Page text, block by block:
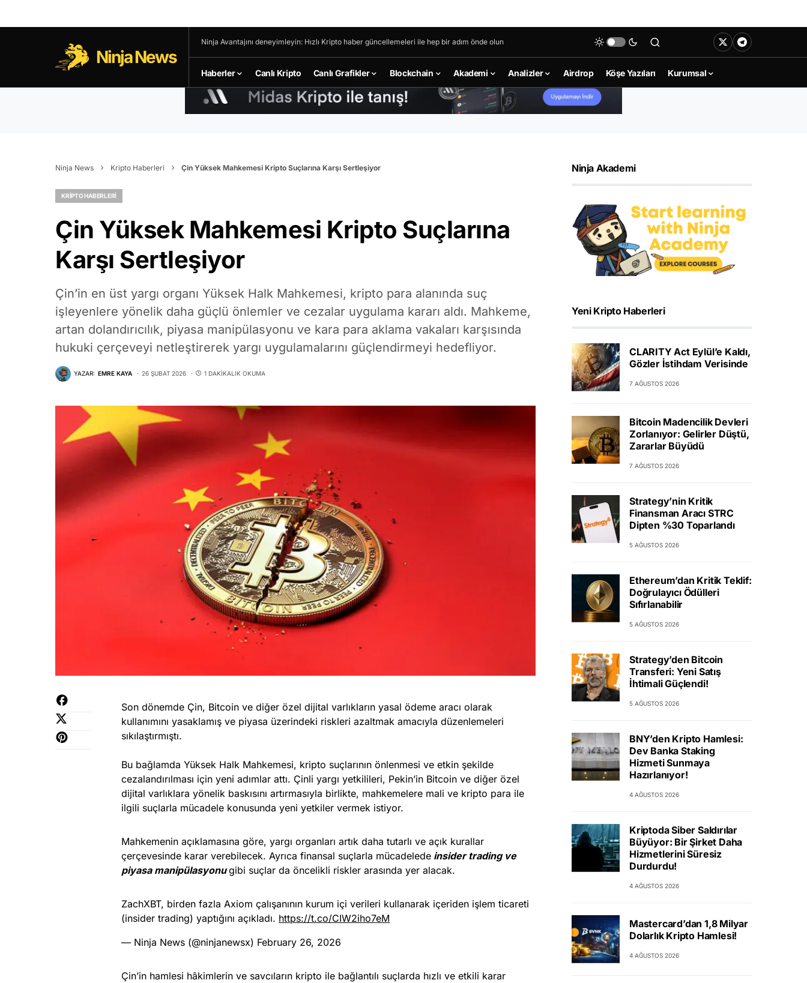
Ninja News
Ninja Avantajını deneyimleyin: Hızlı Kripto haber güncellemeleri ile hep bir adım önde olun
Haberler Canlı Kripto Canlı Grafikler Blockchain Akademi Analizler Airdrop Köşe Yazıları Kurumsal
Ninja News Kripto Haberleri Çin Yüksek Mahkemesi Kripto Suçlarına Karşı Sertleşiyor
KRIPTO HABERLERI
Çin Yüksek Mahkemesi Kripto Suçlarına
Karşı Sertleşiyor
Çin’in en üst yargı organı Yüksek Halk Mahkemesi, kripto para alanında suç
işleyenlere yönelik daha güçlü önlemler ve cezalar uygulama kararı aldı. Mahkeme,
artan dolandırıcılık, piyasa manipülasyonu ve kara para aklama vakaları karşısında
hukuki çerçeveyi netleştirerek yargı uygulamalarını güçlendirmeyi hedefliyor.
YAZAR: EMRE KAYA 26 ŞUBAT 2026 1 DAKIKALIK OKUMA
Son dönemde Çin, Bitcoin ve diğer özel dijital varlıkların yasal ödeme aracı olarak
kullanımını yasaklamış ve piyasa üzerindeki riskleri azaltmak amacıyla düzenlemeleri
sıkılaştırmıştı.
Bu bağlamda Yüksek Halk Mahkemesi, kripto suçlarının önlenmesi ve etkin şekilde
cezalandırılması için yeni adımlar attı. Çinli yargı yetkilileri, Pekin’in Bitcoin ve diğer özel
dijital varlıklara yönelik baskısını artırmasıyla birlikte, mahkemelere mali ve kripto para ile
ilgili suçlarla mücadele konusunda yeni yetkiler vermek istiyor.
Mahkemenin açıklamasına göre, yargı organları artık daha tutarlı ve açık kurallar
çerçevesinde karar verebilecek. Ayrıca finansal suçlarla mücadelede insider trading ve
piyasa manipülasyonugibi suçlar da öncelikli riskler arasında yer alacak.
ZachXBT, birden fazla Axiom çalışanının kurum içi verileri kullanarak içeriden işlem ticareti
(insider trading) yaptığını açıkladı. https://t.co/CIW2iho7eM
— Ninja News (@ninjanewsx) February 26, 2026
Çin’in hamlesi hâkimlerin ve savcıların kripto ile bağlantılı suçlarda hızlı ve etkili karar
Ninja Akademi
Yeni Kripto Haberleri
CLARITY Act Eylül’e Kaldı,
Gözler İstihdam Verisinde
7 AĞUSTOS 2026
Bitcoin Madencilik Devleri
Zorlanıyor: Gelirler Düştü,
Zararlar Büyüdü
7 AĞUSTOS 2026
Strategy’nin Kritik
Finansman Aracı STRC
Dipten %30 Toparlandı
5 AĞUSTOS 2026
Ethereum’dan Kritik Teklif:
Doğrulayıcı Ödülleri
Sıfırlanabilir
5 AĞUSTOS 2026
Strategy’den Bitcoin
Transferi: Yeni Satış
İhtimali Güçlendi!
5 AĞUSTOS 2026
BNY’den Kripto Hamlesi:
Dev Banka Staking
Hizmeti Sunmaya
Hazırlanıyor!
4 AĞUSTOS 2026
Kriptoda Siber Saldırılar
Büyüyor: Bir Şirket Daha
Hizmetlerini Süresiz
Durdurdu!
4 AĞUSTOS 2026
Mastercard’dan 1,8 Milyar
Dolarlık Kripto Hamlesi!
4 AĞUSTOS 2026